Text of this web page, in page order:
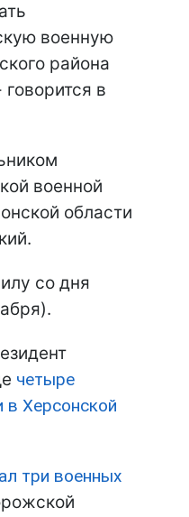
военную
района
в
военной
области
со дня
четыре
в Херсонской
три военных